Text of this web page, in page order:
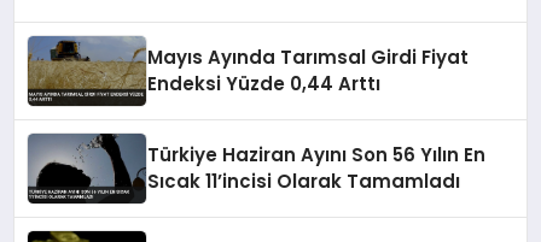
Mayıs Ayında Tarımsal Girdi Fiyat
Endeksi Yüzde 0,44 Arttı
Türkiye Haziran Ayını Son 56 Yılın En
Sıcak 11’incisi Olarak Tamamladı